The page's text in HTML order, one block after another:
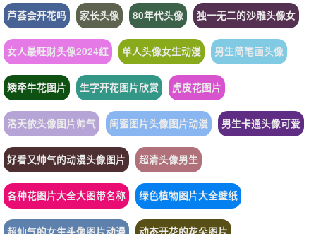
芦荟会开花吗 家长头像 80年代头像 独一无二的沙雕头像女
女人最旺财头像2024红 单人头像女生动漫 男生简笔画头像
矮牵牛花图片 生字开花图片欣赏 虎皮花图片
洛天依头像图片帅气 闺蜜图片头像图片动漫 男生卡通头像可爱
好看又帅气的动漫头像图片 超清头像男生
各种花图片大全大图带名称 绿色植物图片大全壁纸